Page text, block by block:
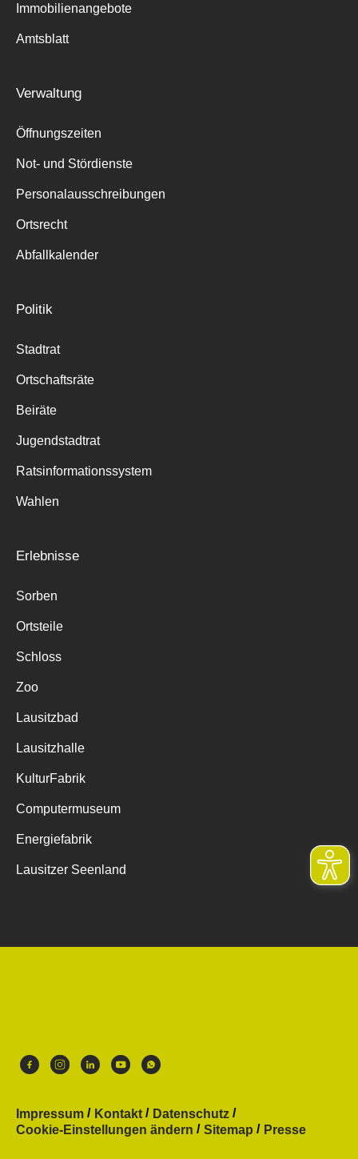
Suche
Immobilienangebote
Amtsblatt
Verwaltung
Öffnungszeiten
Not- und Stördienste
Personalausschreibungen
Ortsrecht
Abfallkalender
Politik
Stadtrat
Ortschaftsräte
Beiräte
Jugendstadtrat
Ratsinformationssystem
Wahlen
Erlebnisse
Sorben
Ortsteile
Schloss
Zoo
Lausitzbad
Lausitzhalle
KulturFabrik
Computermuseum
Energiefabrik
Lausitzer Seenland
Impressum Kontakt
Datenschutz
Cookie-Einstellungen ändern
Sitemap Presse